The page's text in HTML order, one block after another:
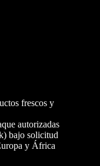
frescos y
autorizadas
bajo solicitud
y África